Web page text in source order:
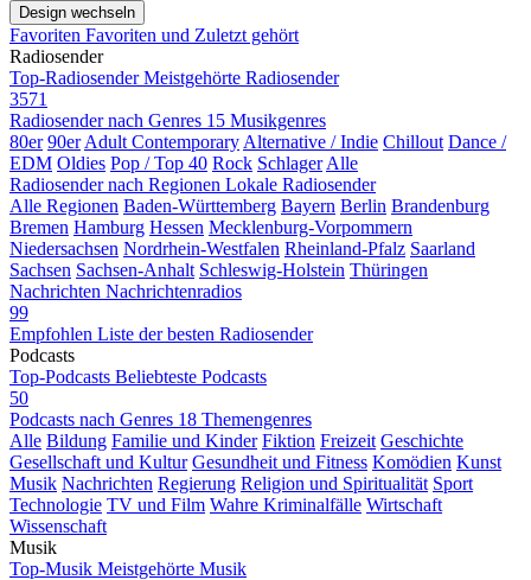
Design wechseln
Favoriten Favoriten und Zuletzt gehört
Radiosender
Top-Radiosender Meistgehörte Radiosender
3571
Radiosender nach Genres 15 Musikgenres
80er 90er Adult Contemporary Alternative / Indie Chillout Dance /
EDM Oldies Pop / Top 40 Rock Schlager Alle
Radiosender nach Regionen Lokale Radiosender
Alle Regionen Baden-Württemberg Bayern Berlin Brandenburg
Bremen Hamburg Hessen Mecklenburg-Vorpommern
Niedersachsen Nordrhein-Westfalen Rheinland-Pfalz Saarland
Sachsen Sachsen-Anhalt Schleswig-Holstein Thüringen
Nachrichten Nachrichtenradios
99
Empfohlen Liste der besten Radiosender
Podcasts
Top-Podcasts Beliebteste Podcasts
50
Podcasts nach Genres 18 Themengenres
Alle Bildung Familie und Kinder Fiktion Freizeit Geschichte
Gesellschaft und Kultur Gesundheit und Fitness Komödien Kunst
Musik Nachrichten Regierung Religion und Spiritualität Sport
Technologie TV und Film Wahre Kriminalfälle Wirtschaft
Wissenschaft
Musik
Top-Musik Meistgehörte Musik